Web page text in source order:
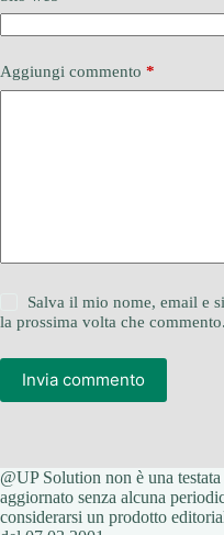
Aggiungi commento *
Salva il mio nome, email e
la prossima volta che commento.
Invia commento
@UP Solution non è una
aggiornato senza alcuna
considerarsi un prodotto